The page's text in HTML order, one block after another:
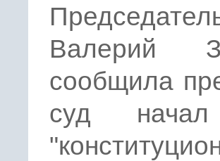
Валерий
сообщила
суд начал